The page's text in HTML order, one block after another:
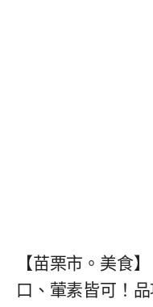
【苗栗市。美食
口、葷素皆可！